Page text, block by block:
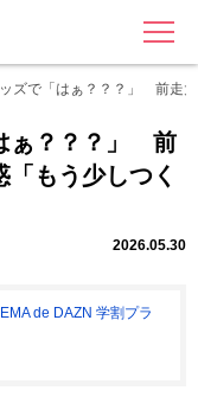
MENU
ズで「はぁ？？？」 前走
ぁ？？？」 前
もう少しつく
2026.05.30
de DAZN 学割プラ